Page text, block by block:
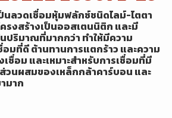
นลวดเชื่อมหุ้มฟลักซ์ชนิดไลม์-ไตตา
รงสร้างเป็นออสเตนนิติก และมี
นปริมาณที่มากกว่า ทำให้มีความ
อมที่ดี ต้านทานการแตกร้าว และความ
ชื่อม และเหมาะสำหรับการเชื่อมที่มี
วนผสมของเหล็กกล้าคาร์บอน และ
มาก